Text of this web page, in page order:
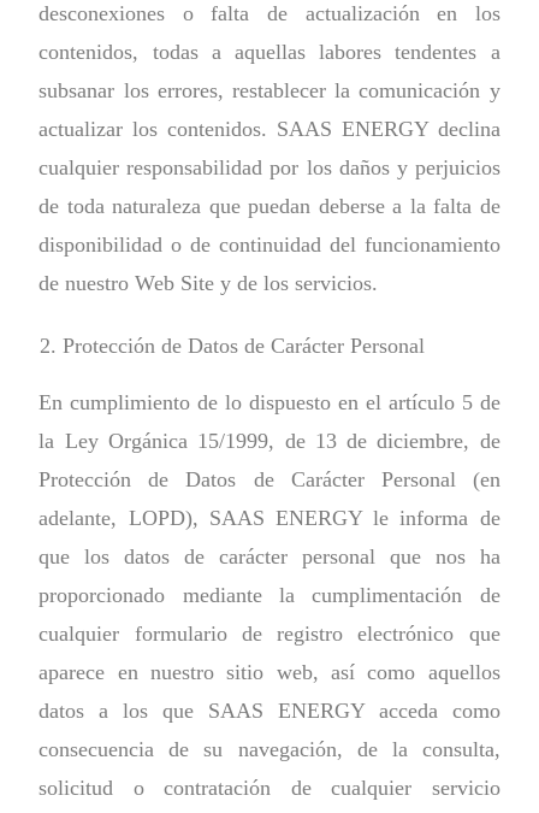
desconexiones o falta de actualización en los
contenidos, todas a aquellas labores tendentes a
subsanar los errores, restablecer la comunicación y
actualizar los contenidos. SAAS ENERGY declina
cualquier responsabilidad por los daños y perjuicios
de toda naturaleza que puedan deberse a la falta de
disponibilidad o de continuidad del funcionamiento
de nuestro Web Site y de los servicios.
Protección de Datos de Carácter Personal
En cumplimiento de lo dispuesto en el artículo 5 de
la Ley Orgánica 15/1999, de 13 de diciembre, de
Protección de Datos de Carácter Personal (en
adelante, LOPD), SAAS ENERGY le informa de
que los datos de carácter personal que nos ha
proporcionado mediante la cumplimentación de
cualquier formulario de registro electrónico que
aparece en nuestro sitio web, así como aquellos
datos a los que SAAS ENERGY acceda como
consecuencia de su navegación, de la consulta,
solicitud o contratación de cualquier servicio